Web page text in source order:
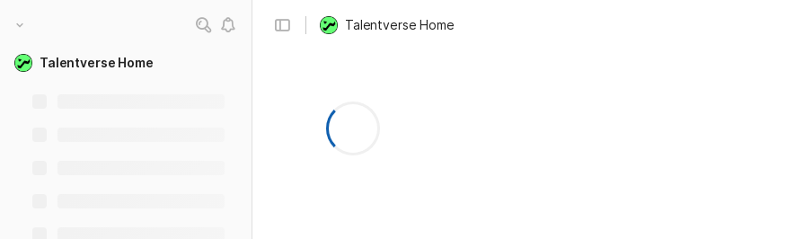
Talentverse Home
Talentverse Home